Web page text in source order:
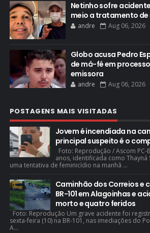
Netinho sofre
meio a tratamento de
andre Aug 06, 2026
Globo acusa Pedro
de má-fé em
emissora
andre Aug 06, 2026
POSTAGENS MAIS VISITADAS
Jovem é incendiada na
principal suspeito é o
Foto: Reprodução / Ascom PC-
anos, identificada como Thayná
uma tentativa de feminicídio na manhã ...
Caminhão dos Correios e
BR-101 em Alagoinhas e
morto e quatro feridos
Foto: Reprodução Um grave acidente foi
sexta-feira (10) na BR-101, nas imediações do
A...